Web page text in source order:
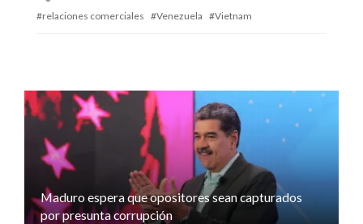
relaciones comerciales
Venezuela Vietnam
Maduro espera que opositores sean capturados
por presunta corrupción